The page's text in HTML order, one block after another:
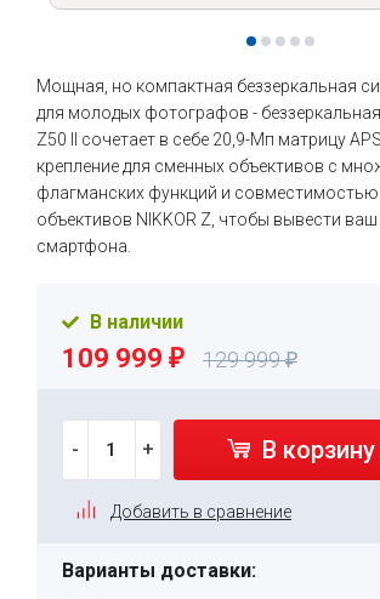
Мощная, но компактная беззеркальная
для молодых фотографов -
Z50 II сочетает в себе 20,9-Мп матрицу
крепление для сменных объективов с
флагманских функций и совместимостью
объективов NIKKOR Z, чтобы вывести ваш
смартфона.
В наличии
109 999 ₽ 129 999₽
- + В корзину
Добавить в сравнение
Варианты доставки: